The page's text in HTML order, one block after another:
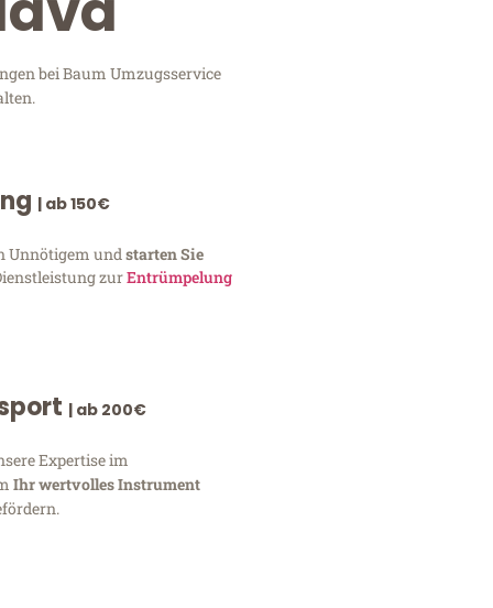
bei Baum Umzugsservice
| ab 150€
Unnötigem und starten Sie
zurEntrümpelung
| ab 200€
Expertise im
Ihr wertvolles Instrument